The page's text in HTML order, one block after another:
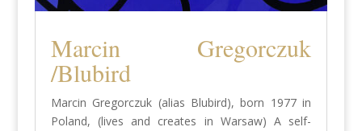
Marcin Gregorczuk
/Blubird
Marcin Gregorczuk (alias Blubird), born 1977 in
Poland, (lives and creates in Warsaw) A self-